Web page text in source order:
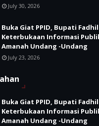
July 30, 2026
Buka Giat PPID, Bupati
Keterbukaan Informasi
Amanah Undang -Undang
July 23, 2026
Buka Giat PPID, Bupati
Keterbukaan Informasi
Amanah Undang -Undang